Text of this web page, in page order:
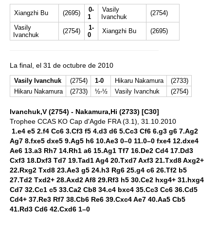
Xiangzhi Bu (2695)
0-
1
Vasily
Ivanchuk
(2754)
Vasily
Ivanchuk
(2754)
1-
0
Xiangzhi Bu (2695)
La final, el 31 de octubre de 2010
Vasily Ivanchuk (2754) 1-0 Hikaru Nakamura
(2733)
Hikaru Nakamura
(2733) ½-½ Vasily Ivanchuk (2754)
Ivanchuk,V (2754) - Nakamura,Hi (2733) [C30]
Trophee CCAS KO Cap d'Agde FRA (3.1), 31.10.2010
1.e4 e5 2.f4 Cc6 3.Cf3 f5 4.d3 d6 5.Cc3 Cf6 6.g3 g6 7.Ag2
Ag7 8.fxe5 dxe5 9.Ag5 h6 10.Ae3 0–0 11.0–0 fxe4 12.dxe4
Ae6 13.a3 Rh7 14.Rh1 a6 15.Ag1 Tf7 16.De2 Cd4 17.Dd3
Cxf3 18.Dxf3 Td7 19.Tad1 Ag4 20.Txd7 Axf3 21.Txd8 Axg2+
22.Rxg2 Txd8 23.Ae3 g5 24.h3 Rg6 25.g4 c6 26.Tf2 b5
27.Td2 Txd2+ 28.Axd2 Af8 29.Rf3 h5 30.Ce2 hxg4+ 31.hxg4
Cd7 32.Cc1 c5 33.Ca2 Cb8 34.c4 bxc4 35.Cc3 Cc6 36.Cd5
Cd4+ 37.Re3 Rf7 38.Cb6 Re6 39.Cxc4 Ae7 40.Aa5 Cb5
41.Rd3 Cd6 42.Cxd6 1–0